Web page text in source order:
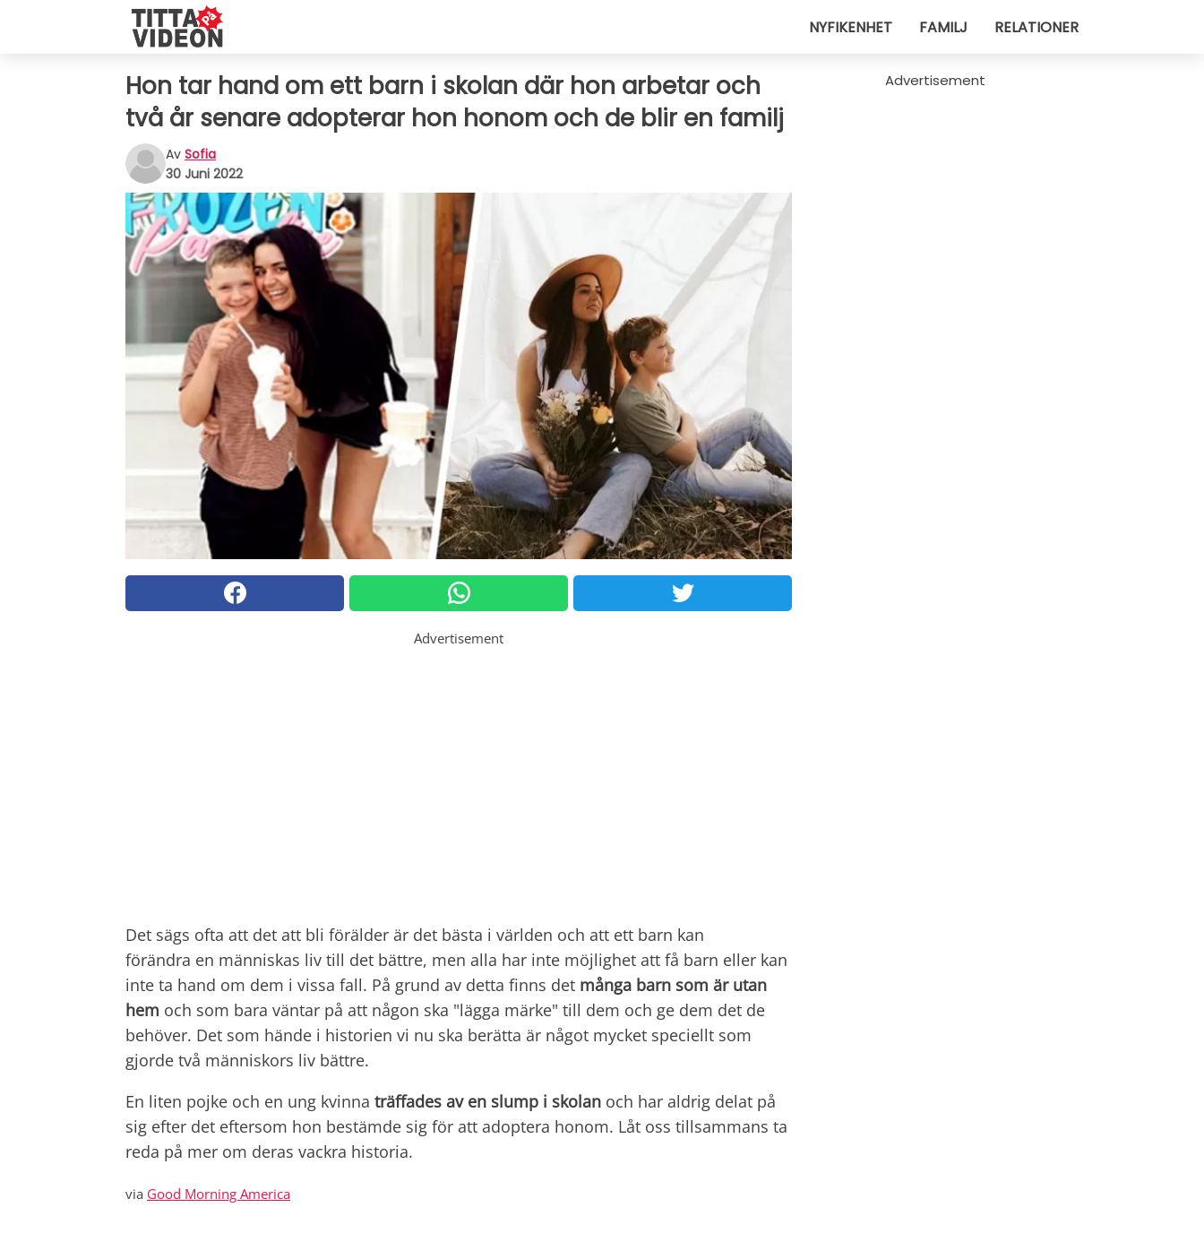
NYFIKENHET FAMILJ RELATIONER
Hon tar hand om ett barn i skolan där hon arbetar och
två år senare adopterar hon honom och de blir en familj
Av Sofia
30 Juni 2022
Advertisement
Det sägs ofta att det att bli förälder är det bästa i världen och att ett barn kan
förändra en människas liv till det bättre, men alla har inte möjlighet att få barn eller kan
inte ta hand om dem i vissa fall. På grund av detta finns det många barn som är utan
hem och som bara väntar på att någon ska "lägga märke" till dem och ge dem det de
behöver. Det som hände i historien vi nu ska berätta är något mycket speciellt som
gjorde två människors liv bättre.
En liten pojke och en ung kvinna träffades av en slump i skolan och har aldrig delat på
sig efter det eftersom hon bestämde sig för att adoptera honom. Låt oss tillsammans ta
reda på mer om deras vackra historia.
via Good Morning America
Advertisement